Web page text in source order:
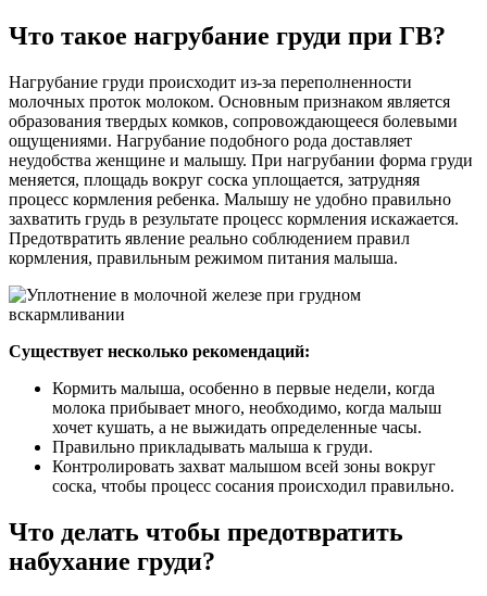
Что такое нагрубание груди при ГВ?
Нагрубание груди происходит из-за переполненности
молочных проток молоком. Основным признаком является
образования твердых комков, сопровождающееся болевыми
ощущениями. Нагрубание подобного рода доставляет
неудобства женщине и малышу. При нагрубании форма груди
меняется, площадь вокруг соска уплощается, затрудняя
процесс кормления ребенка. Малышу не удобно правильно
захватить грудь в результате процесс кормления искажается.
Предотвратить явление реально соблюдением правил
кормления, правильным режимом питания малыша.
Существует несколько рекомендаций:
Кормить малыша, особенно в первые недели, когда
молока прибывает много, необходимо, когда малыш
хочет кушать, а не выжидать определенные часы.
Правильно прикладывать малыша к груди.
Контролировать захват малышом всей зоны вокруг
соска, чтобы процесс сосания происходил правильно.
Что делать чтобы предотвратить
набухание груди?